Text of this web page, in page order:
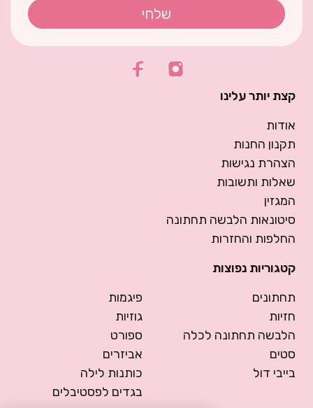
שלחי
קצת יותר עלינו
אודות
תקנון החנות
הצהרת נגישות
שאלות ותשובות
המגזין
סיטונאות הלבשה תחתונה
החלפות והחזרות
קטגוריות נפוצות
תחתונים
חזיות
הלבשה תחתונה לכלה
סטים
בייבי דול
פיגמות
גוזיות
ספורט
אביזרים
כותנות לילה
בגדים לפסטיבלים